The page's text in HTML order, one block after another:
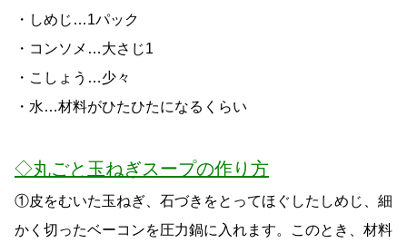
・しめじ…1パック
・コンソメ…大さじ1
・こしょう…少々
・水…材料がひたひたになるくらい
◇丸ごと玉ねぎスープの作り方
①皮をむいた玉ねぎ、石づきをとってほぐしたしめじ、細
かく切ったベーコンを圧力鍋に入れます。このとき、材料